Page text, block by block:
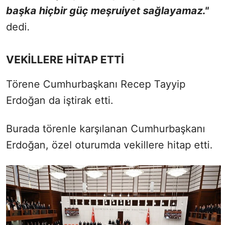
başka hiçbir güç meşruiyet sağlayamaz."
dedi.
VEKİLLERE HİTAP ETTİ
Törene Cumhurbaşkanı Recep Tayyip
Erdoğan da iştirak etti.
Burada törenle karşılanan Cumhurbaşkanı
Erdoğan, özel oturumda vekillere hitap etti.